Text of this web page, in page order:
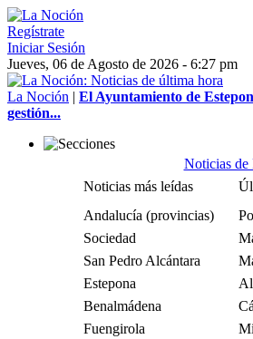
Regístrate
Iniciar Sesión
Jueves, 06 de Agosto de 2026 - 6:27 pm
La Noción | El Ayuntamiento de
gestión...
Noticias de
Noticias más leídas
Andalucía (provincias)
Sociedad
San Pedro Alcántara
Estepona
Benalmádena
Fuengirola